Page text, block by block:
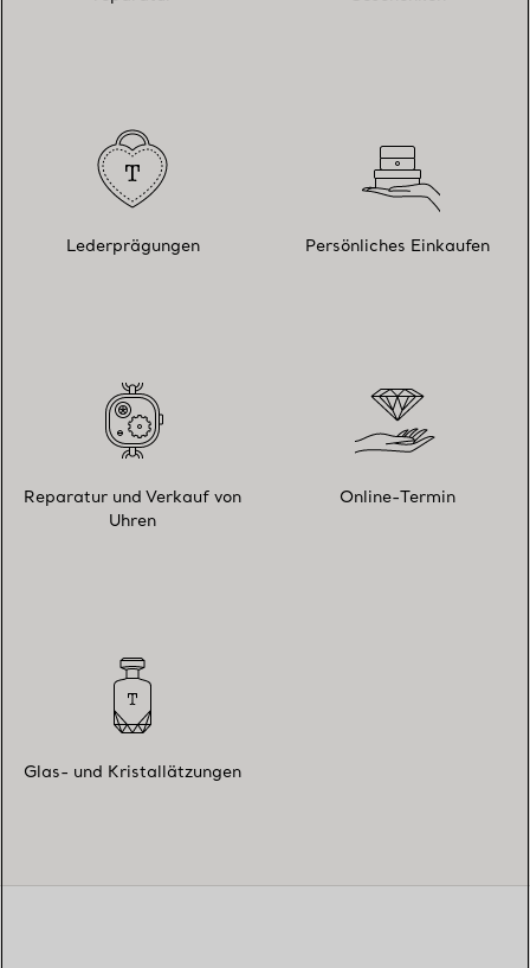
Lederprägungen Persönliches Einkaufen
Reparatur und Verkauf von
Uhren
Online-Termin
Glas- und Kristallätzungen